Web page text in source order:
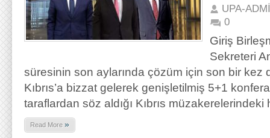
UPA-
0
Giriş
Sekreteri
süresinin son aylarında çözüm için son bir kez
Kıbrıs’a bizzat gelerek genişletilmiş 5+1
taraflardan söz aldığı Kıbrıs
Read More »